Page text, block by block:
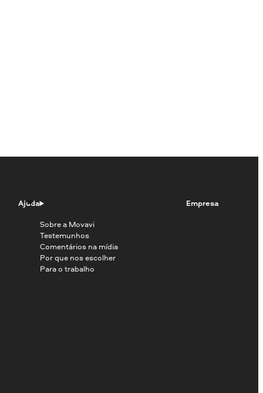
Ajuda
Empresa
Sobre a Movavi
Testemunhos
Comentários na mídia
Por que nos escolher
Para o trabalho